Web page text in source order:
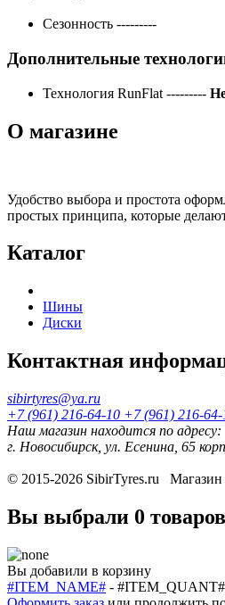
Сезонность ---------
Дополнительные
Технология RunFlat ---------
О магазине
Удобство выбора и простота
простых принципа, которые
Каталог
Шины
Диски
Контактная
sibirtyres@ya.ru
+7 (961) 216-64-10 +7 (961) 216-64-
Наш магазин находится по адресу:
г. Новосибирск, ул. Есенина, 65
© 2015-2026 SibirTyres.ru
Вы выбрали 0 товаров
Вы добавили в корзину
#ITEM_NAME# - #ITEM_QUANT#